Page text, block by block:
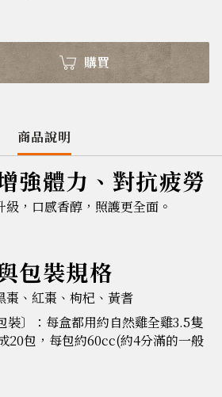
購買
商品說明
強體力、對抗疲勞
，口感香醇，照護更全面。
包裝規格
棗、紅棗、枸杞、黃耆
裝〕：每盒都用約自然雞全雞3.5隻
20包，每包約60cc(約4分滿的一般